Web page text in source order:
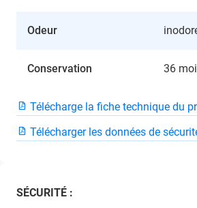
Odeur
Conservation 36
Télécharge la fiche technique du
Télécharger les données de
SÉCURITÉ :